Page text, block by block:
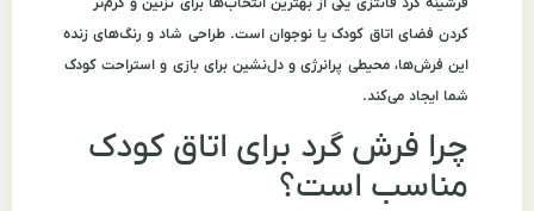
کردن فضای اتاق کودک یا نوجوان است. طراحی شاد و رنگ‌های زنده
این فرش‌ها، محیطی پرانرژی و دل‌نشین برای بازی و استراحت کودک
شما ایجاد می‌کند.
چرا فرش گرد برای اتاق کودک
مناسب است؟